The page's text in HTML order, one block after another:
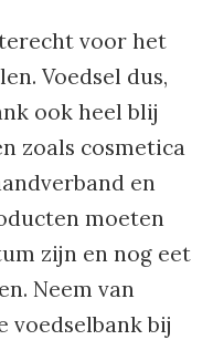
voor het
Voedsel dus,
ook heel blij
zoals cosmetica
en
moeten
zijn en nog eet
Neem van
voedselbank bij